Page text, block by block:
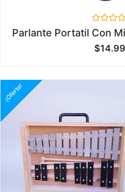
Valorado
en
0
de
Parlante Portatil Con
$
¡Oferta!